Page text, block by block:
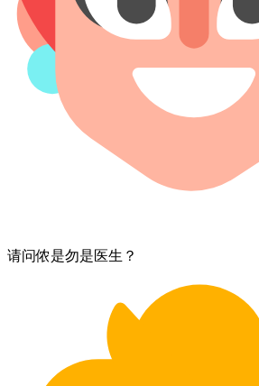
请问⁠侬⁠是勿是⁠医生？